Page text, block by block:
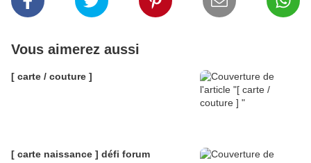
Vous aimerez aussi
[ carte / couture ]
[ carte naissance ] défi forum